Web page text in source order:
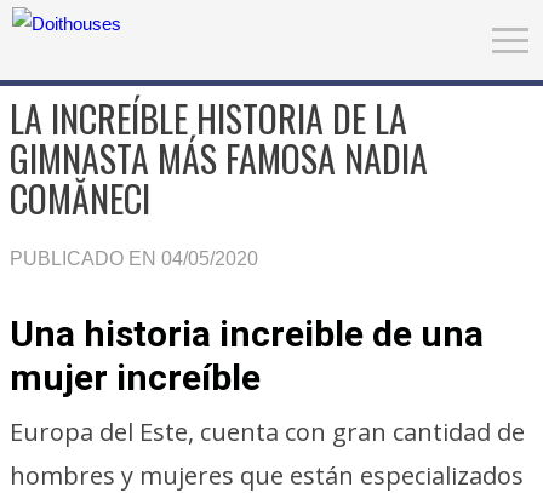
LA INCREÍBLE HISTORIA DE LA
GIMNASTA MÁS FAMOSA NADIA
COMĂNECI
PUBLICADO EN 04/05/2020
Una historia increible de una
mujer increíble
Europa del Este, cuenta con gran cantidad de
hombres y mujeres que están especializados